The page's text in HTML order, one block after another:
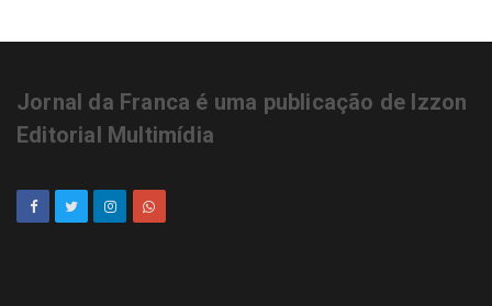
Jornal da Franca é uma publicação de Izzon
Editorial Multimídia